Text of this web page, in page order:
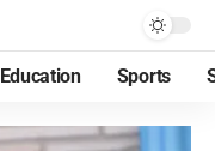
Education Sports